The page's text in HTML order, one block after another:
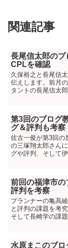
関連記事
長尾信太郎の
CPLを確認
久保裕之と長尾信
伝えします。前月
タントの長尾信太
第3回のブログ
グ＆評判も考察
佐古一俊が第3回の
の三塚翔太郎さん
グや評判、そして
前回の福津市の
評判を考察
プランナーの亀高
と評判の課題を考
そして長崎学の課
水原まこのブ